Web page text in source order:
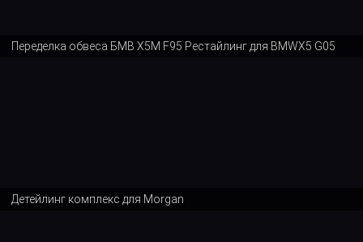
Переделка обвеса БМВ Х5М F95 Рестайлинг для BMWX5 G05
Детейлинг комплекс для Morgan